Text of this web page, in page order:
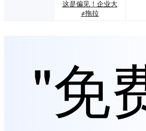
这是偏见！企业大
≠拖拉
"免